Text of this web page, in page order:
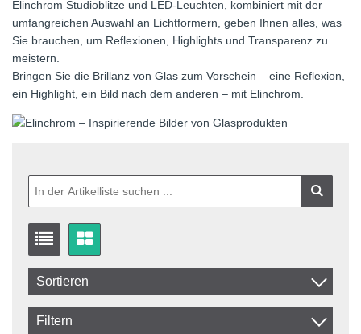
Elinchrom Studioblitze und LED-Leuchten, kombiniert mit der
umfangreichen Auswahl an Lichtformern, geben Ihnen alles, was
Sie brauchen, um Reflexionen, Highlights und Transparenz zu
meistern.
Bringen Sie die Brillanz von Glas zum Vorschein – eine Reflexion,
ein Highlight, ein Bild nach dem anderen – mit Elinchrom.
Sortieren
Artikelkod
Filtern